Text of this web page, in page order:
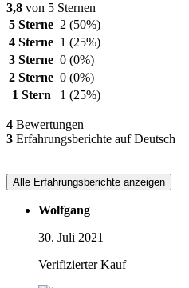
3,8 von 5 Sternen
5 Sterne 2 (50%)
4 Sterne 1 (25%)
3 Sterne 0 (0%)
2 Sterne 0 (0%)
1 Stern
1 (25%)
4 Bewertungen
3 Erfahrungsberichte auf Deutsch
Alle Erfahrungsberichte anzeigen
Wolfgang
30. Juli 2021
Verifizierter Kauf